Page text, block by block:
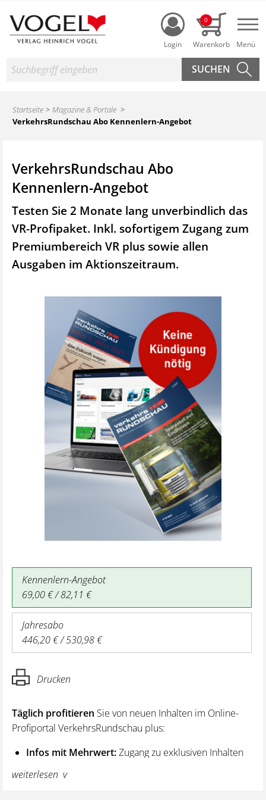
Login
0
Suche
Startseite
Magazine & Portale
VerkehrsRundschau Abo Kennenlern-Angebot
VerkehrsRundschau Abo
Kennenlern-Angebot
Testen Sie 2 Monate lang unverbindlich das
VR-Profipaket. Inkl. sofortigem Zugang zum
Premiumbereich VR plus sowie allen
Ausgaben im Aktionszeitraum.
Kennenlern-Angebot
69,00 € / 82,11 €
Jahresabo
446,20 € / 530,98 €
Drucken
Täglich profitieren Sie von neuen Inhalten im Online-
Profiportal VerkehrsRundschau plus:
Infos mit Mehrwert:Zugang zu exklusiven Inhalten
und Hintergrundwissen – von aktuellen Regelungen
wie z. B. bei den Lenk- und Ruhezeiten,
weiterlesen